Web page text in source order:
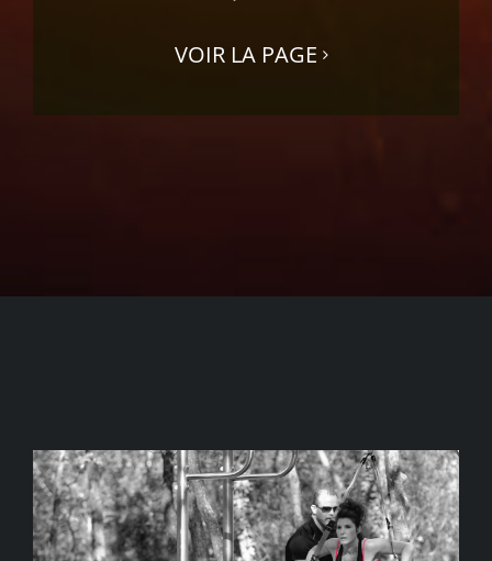
VOIR LA PAGE